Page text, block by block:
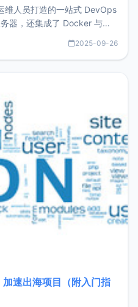
维人员打造的一站式 DevOps
器，还集成了 Docker 与常
可同时搞定运维与数据库操
2025-09-26
速出海项目（附入门指